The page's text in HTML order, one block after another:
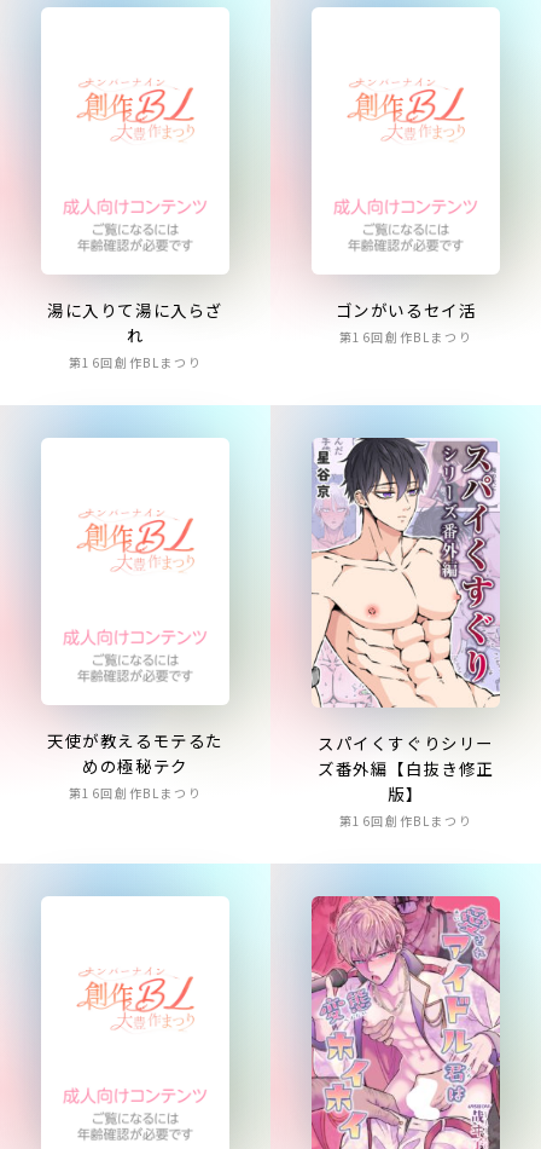
湯に入りて湯に入らざ
れ
第16回創作BLまつり
ゴンがいるセイ活
第16回創作BLまつり
天使が教えるモテるた
めの極秘テク
第16回創作BLまつり
スパイくすぐりシリー
ズ番外編【白抜き修正
版】
第16回創作BLまつり